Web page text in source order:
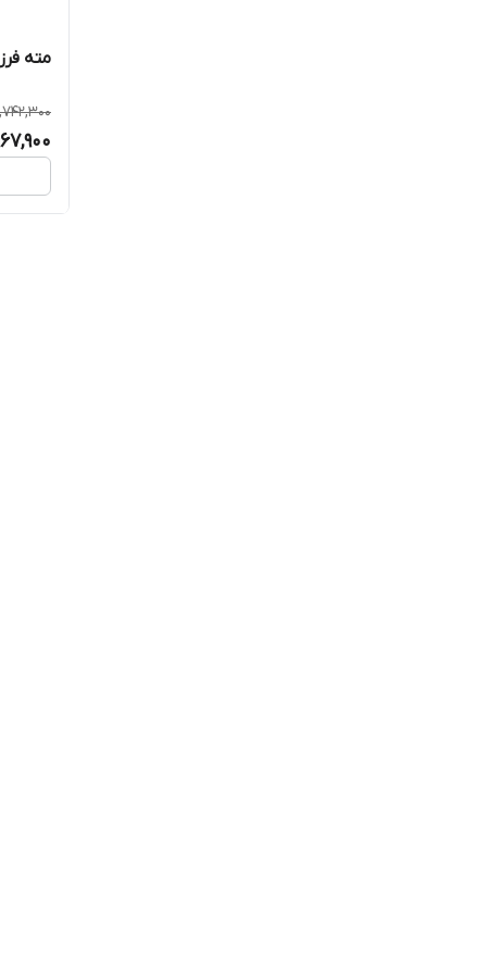
مته فرز ۴پر تمام الماس بالنورز 10